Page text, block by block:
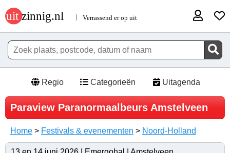
Regio Categorieën Uitagenda
Paraview Paranormaalbeurs Amstelveen
Home > Festivals & evenementen > Noord-Holland